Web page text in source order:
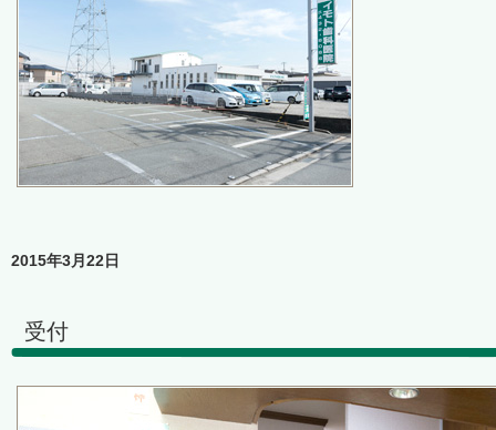
2015年3月22日
受付